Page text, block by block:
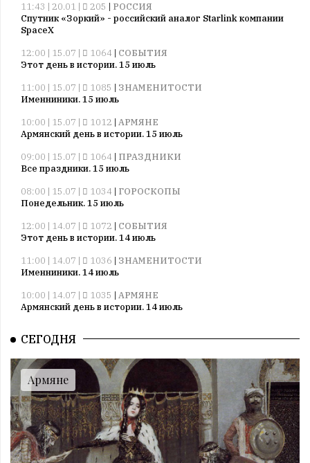
11:43 | 20.01 | 205 | РОССИЯ
Спутник «Зоркий» - российский аналог Starlink компании
SpaceX
12:00 | 15.07 |
1064 | СОБЫТИЯ
Этот день в истории. 15 июль
11:00 | 15.07 |
1085 | ЗНАМЕНИТОСТИ
Именниники. 15 июль
10:00 | 15.07 |
1012 | АРМЯНЕ
Армянский день в истории. 15 июль
09:00 | 15.07 |
1064 | ПРАЗДНИКИ
Все праздники. 15 июль
08:00 | 15.07 |
1034 | ГОРОСКОПЫ
Понедельник. 15 июль
12:00 | 14.07 |
1072 | СОБЫТИЯ
Этот день в истории. 14 июль
11:00 | 14.07 |
1036 | ЗНАМЕНИТОСТИ
Именниники. 14 июль
10:00 | 14.07 |
1035 | АРМЯНЕ
Армянский день в истории. 14 июль
Все праздники. 14 июль
08:00 | 14.07 |
1055|ГОРОСКОПЫ
Воскресенье. 14 июль
09:00 | 13.07 | 1006|ПРАЗДНИКИ
Все праздники. 13 июль
08:00 | 13.07 | 1004|ГОРОСКОПЫ
Суббота. 13 июль
СЕГОДНЯ
Армяне